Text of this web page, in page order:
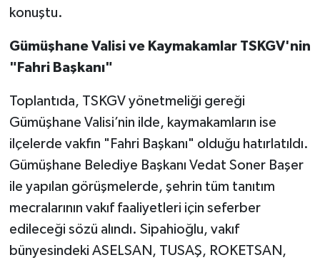
konuştu.
Gümüşhane Valisi ve Kaymakamlar TSKGV'nin
"Fahri Başkanı"
Toplantıda, TSKGV yönetmeliği gereği
Gümüşhane Valisi’nin ilde, kaymakamların ise
ilçelerde vakfın "Fahri Başkanı" olduğu hatırlatıldı.
Gümüşhane Belediye Başkanı Vedat Soner Başer
ile yapılan görüşmelerde, şehrin tüm tanıtım
mecralarının vakıf faaliyetleri için seferber
edileceği sözü alındı. Sipahioğlu, vakıf
bünyesindeki ASELSAN, TUSAŞ, ROKETSAN,